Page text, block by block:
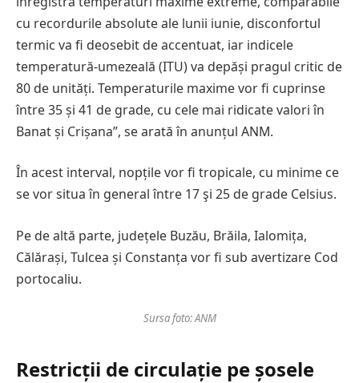
cu recordurile absolute ale lunii iunie, disconfortul
termic va fi deosebit de accentuat, iar indicele
temperatură-umezeală (ITU) va depăși pragul critic de
80 de unități. Temperaturile maxime vor fi cuprinse
între 35 și 41 de grade, cu cele mai ridicate valori în
Banat și Crișana”, se arată în anunțul ANM.
În acest interval, nopțile vor fi tropicale, cu minime ce
se vor situa în general între 17 şi 25 de grade Celsius.
Pe de altă parte, județele Buzău, Brăila, Ialomița,
Călărași, Tulcea și Constanța vor fi sub avertizare Cod
portocaliu.
Sursa foto: ANM
Restricții de circulație pe șosele